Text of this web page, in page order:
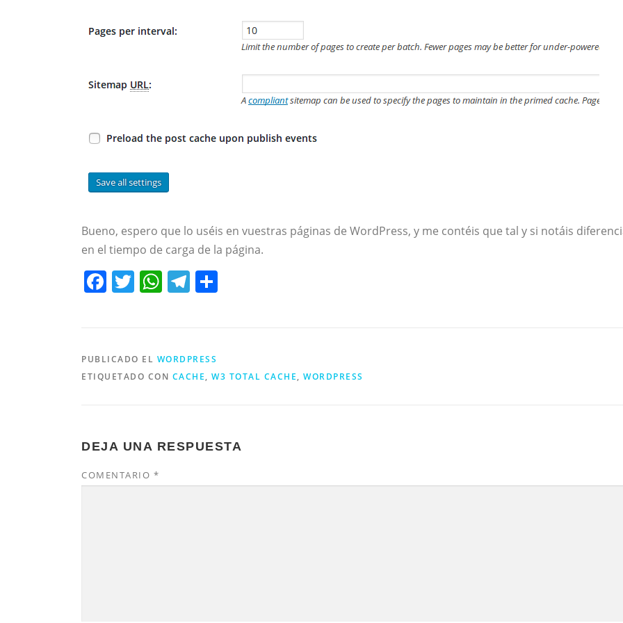
Bueno, espero que lo uséis en vuestras páginas de WordPress, y me contéis que tal y si notáis
en el tiempo de carga de la página.
Facebook
Twitter
WhatsApp
Telegram
PUBLICADO EL WORDPRESS
ETIQUETADO CON CACHE, W3 TOTAL CACHE, WORDPRESS
DEJA UNA RESPUESTA
COMENTARIO *